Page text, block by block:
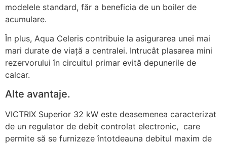
modelele standard, făr a beneficia de un boiler de
acumulare.
În plus, Aqua Celeris contribuie la asigurarea unei mai
mari durate de viață a centralei. Intrucât plasarea mini
rezervorului în circuitul primar evită depunerile de
calcar.
Alte avantaje.
VICTRIX Superior 32 kW este deasemenea caracterizat
de un regulator de debit controlat electronic, care
permite să se furnizeze întotdeauna debitul maxim de